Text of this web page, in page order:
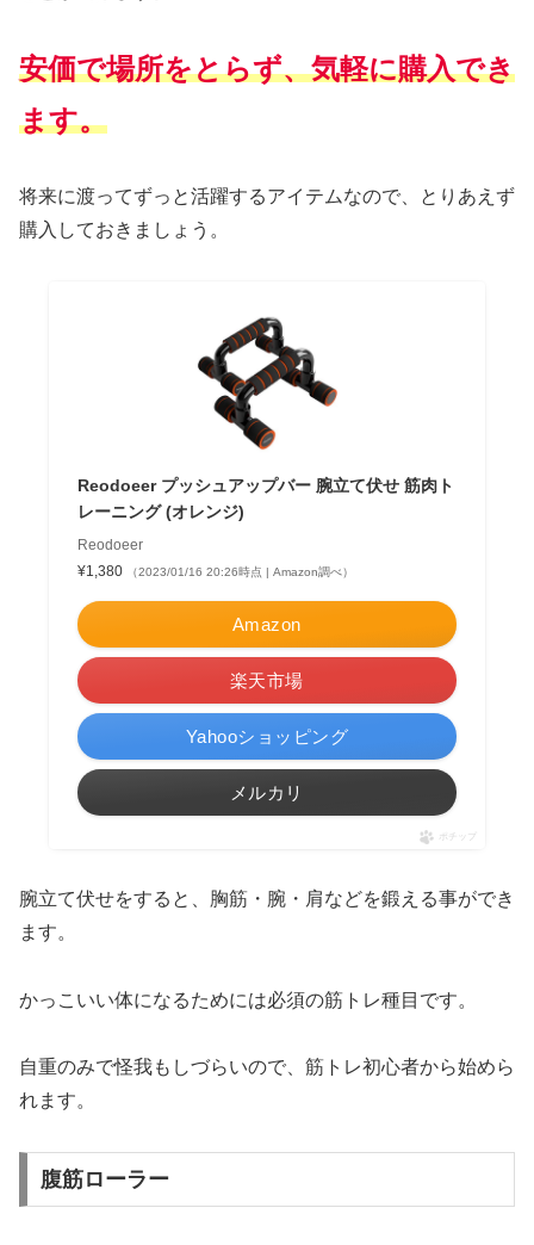
安価で場所をとらず、気軽に購入でき
ます。
将来に渡ってずっと活躍するアイテムなので、とりあえず
購入しておきましょう。
Reodoeer プッシュアップバー 腕立て伏せ 筋肉ト
レーニング (オレンジ)
Reodoeer
¥1,380
（2023/01/16 20:26時点 | Amazon調べ）
Amazon
楽天市場
Yahooショッピング
メルカリ
ポチップ
腕立て伏せをすると、胸筋・腕・肩などを鍛える事ができ
ます。
かっこいい体になるためには必須の筋トレ種目です。
自重のみで怪我もしづらいので、筋トレ初心者から始めら
れます。
腹筋ローラー